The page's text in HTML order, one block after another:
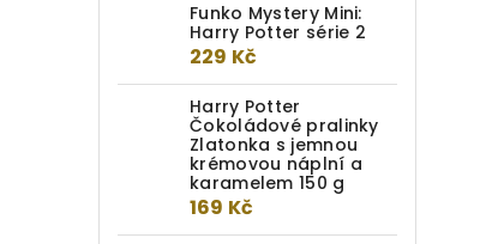
Funko Mystery Mini:
Harry Potter série 2
229 Kč
Harry Potter
Čokoládové pralinky
Zlatonka s jemnou
krémovou náplní a
karamelem 150 g
169 Kč
Harry Potter propiska Ron